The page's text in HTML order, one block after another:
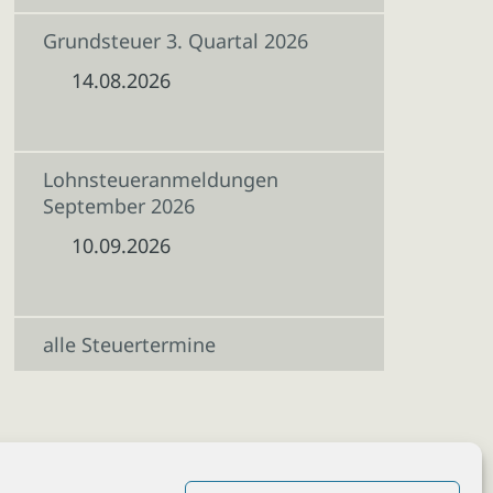
Grundsteuer 3. Quartal 2026
14.08.2026
Lohnsteueranmeldungen
September 2026
10.09.2026
alle Steuertermine